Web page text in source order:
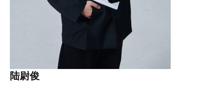
陆尉俊